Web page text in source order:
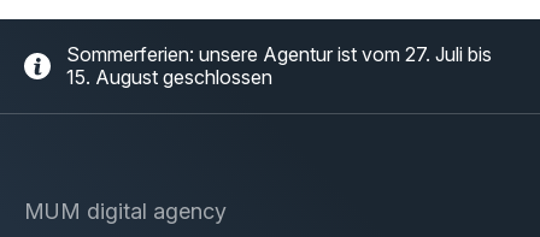
Sommerferien: unsere Agentur ist vom 27. Juli bis
15. August geschlossen
MUM digital agency